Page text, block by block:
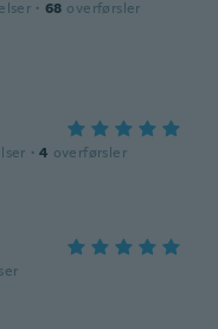
· 68 overførsler
· 4 overførsler